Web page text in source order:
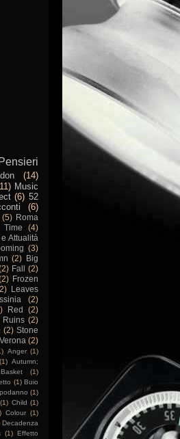
Pensieri
(14)
Music
(6) 52
(6)
(5) Roma
Time
(4)
Attualità
(3)
(2)
Big
Fall
(2)
Frozen
Leaves
(2)
Red
(2)
Ruins (2)
(2) Stone
Verona (2)
Anger (1)
(1) Autumn;
Basket
(1)
(1) Buio
(1)
(1) Child (1)
Colour (1)
Decadenza
(1) Effetto